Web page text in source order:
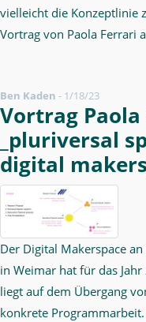
vielleicht die Konzeptlinie
Vortrag von Paola Ferrari
Ben Kaden - 1/18/23
Vortrag
_pluriversal
digital
Der Digital Makerspace
in Weimar hat für das
liegt auf dem Übergang
konkrete